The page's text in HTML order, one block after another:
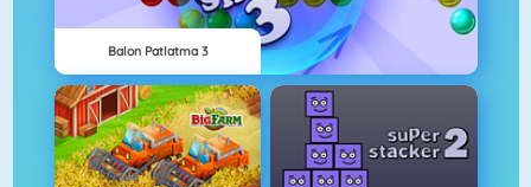
Balon Patlatma 3